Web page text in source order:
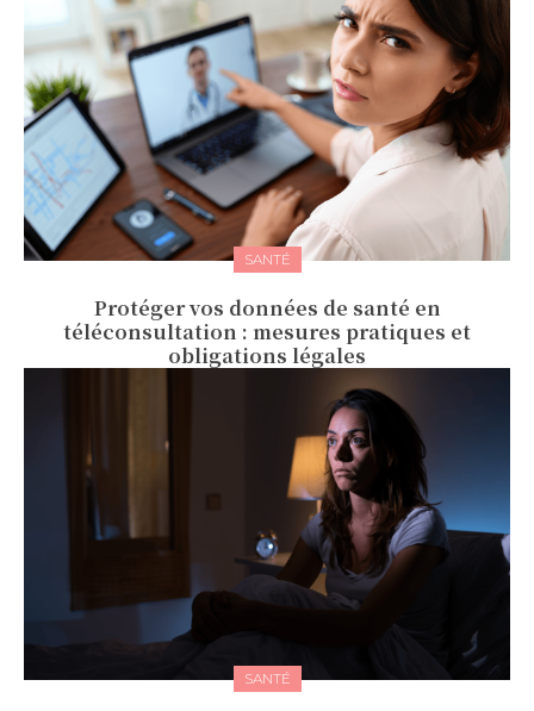
SANTÉ
Protéger vos données de santé en
téléconsultation : mesures pratiques et
obligations légales
SANTÉ